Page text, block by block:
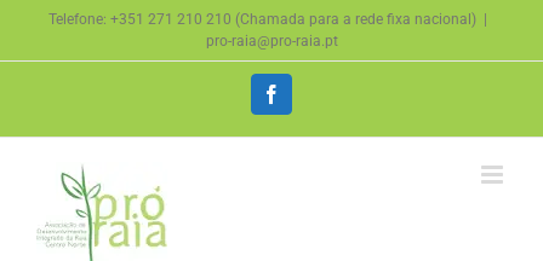
content
Telefone: +351 271 210 210 (Chamada para a rede fixa nacional)
pro-raia@pro-raia.pt
Facebook